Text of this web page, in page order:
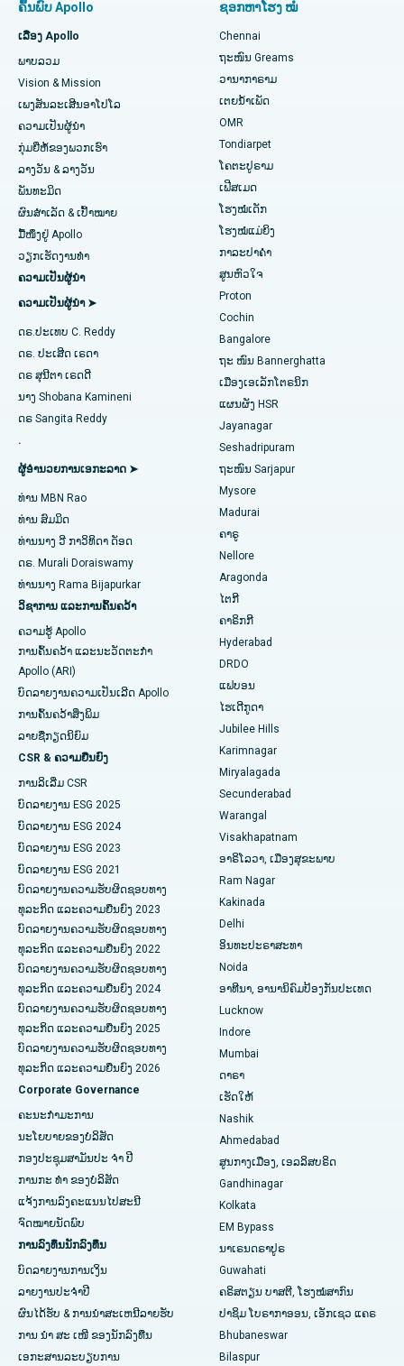
ຊອກຫາໝໍແຂ້ວ
ຊອກຫາແພດເດັກ
ຊອກຫາແພດຜິວໜັງ
ຊອກຫາແພດຊ່ຽວຊານດ້ານລະບົບທາງເດີນ
ປັດສະວະ
ຊອກຫາແພດຜູ້ຊ່ຽວຊານດ້ານພະຍາດເບົາຫວານ
ຊອກຫາແພດຊ່ຽວຊານດ້ານພະຍາດຍິງ
ຊອກຫານັກຈິດຕະວິທະຍາ
ຊອກຫາແພດຜ່າຕັດທົ່ວໄປ
ໂຮງໝໍທີ່ດີທີ່ສຸດໃນ PH Road, Chennai
ສູນຫົວໃຈທີ່ດີທີ່ສຸດໃນ Thousand Lights, Chennai
ໂຮງໝໍທີ່ດີທີ່ສຸດໃນ Jubilee Hills, Hyderabad
ໂຮງໝໍທີ່ດີທີ່ສຸດໃນ Tondiarpet, Chennai
ໂຮງໝໍທີ່ດີທີ່ສຸດໃນ Kotturpuram, Chennai
ໂຮງຫມໍທີ່ດີທີ່ສຸດໃນຖະຫນົນ Kovai, Karur
ໂຮງໝໍທີ່ດີທີ່ສຸດໃນ Karapakkam, Chennai
ໂຮງໝໍທີ່ດີທີ່ສຸດໃນ Arilova, Vizag
ໂຮງໝໍທີ່ດີທີ່ສຸດໃນ Kanpur Road, Lucknow
ໂຮງໝໍທີ່ດີທີ່ສຸດໃນເຂດ 26, Noida
ໂຮງໝໍທີ່ດີທີ່ສຸດໃນ Gandhinagar, Ahmedabad
ໂຮງໝໍທີ່ດີທີ່ສຸດໃນ Aragonda, Andhra Pradesh
ໂຮງໝໍທີ່ດີທີ່ສຸດໃນຖະໜົນ Bannerghatta, Bangalore
ໂຮງໝໍທີ່ດີທີ່ສຸດໃນໜ່ວຍທີ 15, Bhubaneswar
ໂຮງໝໍທີ່ດີທີ່ສຸດໃນຖະໜົນ Seepat, Bilaspur
ໂຮງໝໍທີ່ດີທີ່ສຸດໃນ Ellisbridge, Ahmedabad
ໂຮງໝໍທີ່ດີທີ່ສຸດໃນນິວເດລີ
ໂຮງໝໍທີ່ດີທີ່ສຸດໃນ DRDO, Hyderabad
ໂຮງໝໍທີ່ດີທີ່ສຸດໃນ GS Road, Guwahati
ໂຮງໝໍທີ່ດີທີ່ສຸດໃນ Hyderguda, Hyderabad
ໂຮງໝໍທີ່ດີທີ່ສຸດໃນ Vijay Nagar, Indore
ໂຮງໝໍທີ່ດີທີ່ສຸດໃນ Suryaraopeta Main Road, Kakinada
ໂຮງໝໍທີ່ດີທີ່ສຸດໃນ Canal Circular Road, Kolkata
ໂຮງໝໍທີ່ດີທີ່ສຸດໃນ CBD Belapur, Navi Mumbai
ໂຮງໝໍທີ່ດີທີ່ສຸດໃນ Panchavati, Nashik
ໂຮງໝໍທີ່ດີທີ່ສຸດໃນ Secunderabad, Hyderabad
ໂຮງໝໍທີ່ດີທີ່ສຸດໃນ Seshadripuram, Bangalore
ໂຮງໝໍທີ່ດີທີ່ສຸດໃນ Waltair Main Road, Visakhapatnam
ໂຮງຫມໍທີ່ດີທີ່ສຸດໃນ Subhash Nagar Road, Karimnagar
ໂຮງຫມໍທີ່ດີທີ່ສຸດໃນ Managari, Karaikudi
ໂຮງໝໍທີ່ດີທີ່ສຸດໃນ Arepally, Warangal
ໂຮງໝໍທີ່ດີທີ່ສຸດໃນ Arera Colony, Bhopal
ໂຮງຫມໍທີ່ດີທີ່ສຸດໃນ Jayanagar, Bangalore
ໂຮງໝໍທີ່ດີທີ່ສຸດໃນ KK Nagar, Madurai
ໂຮງຫມໍທີ່ດີທີ່ສຸດໃນ Sector-19, Rourkela
ໂຮງໝໍທີ່ດີທີ່ສຸດໃນ Swargate, Pune
ໄວຕິດຕາມການທົດແທນ Knee Knee
Sleeve Gastrectomy
ການຜ່າຕັດ Lasik
ໂຣກຜີວ ໜັງ
liposuction
Coronary Angiogram
Transcatheter Aortic Valve ປ່ຽນແທນ
ສ້ອມແປງວາວ MitraClip
ການຜ່າຕັດຫົວໃຈແບບຮຸກຮານໜ້ອຍສຸດ
catheter Ablation
ການຜ່າຕັດຟື້ນຟູ ACL
ການປ່ຽນແທນບ່າໄຫລ່
Ablation Endometrial
ເສັ້ນເລືອດແດງຂອງມົດລູກ
ການຜ່າຕັດໄຂ່ຫຼັງ
ການຜ່າຕັດມະເຮັງເຕົ້ານົມ
ການປິ່ນປົວໂຣກຜີວ ໜັງ
Colonoscopy
Polypectomy
ການກະຕຸ້ນສະຫມອງເລິກ
ການກວດລ້າງຊ່ອງຄອດ
ການກວດຮ່າງກາຍຂອງຫມາກໄຂ່ຫຼັງ
Parathyroidectomy
ເຊລາມິກການທົດແທນຫົວເຂົ່າທັງຫມົດ
ERCP
ຄົ້ນພົບ Apollo
ເລື່ອງ Apollo
ພາບລວມ
Vision & Mission
ເພງສັນລະເສີນອາໂປໂລ
ຄວາມເປັນຜູ້ນໍາ
ກຸ່ມຍີ່ຫໍ້ຂອງພວກເຮົາ
ລາງວັນ & ລາງວັນ
ພັນທະມິດ
ຜົນສຳເລັດ & ເປົ້າໝາຍ
ມື້ໜຶ່ງຢູ່ Apollo
ວຽກເຮັດງານທໍາ
ຄວາມເປັນຜູ້ນໍາ
ຄວາມເປັນຜູ້ນໍາ ➤
ດຣ.ປະເທບ C. Reddy
ດຣ. ປະເສີດ ເຣດາ
ດຣ ສຸນີຕາ ເຣດດີ
ນາງ Shobana Kamineni
ດຣ Sangita Reddy
.
ຜູ້ອໍານວຍການເອກະລາດ ➤
ທ່ານ MBN Rao
ທ່ານ ສົມມິດ
ທ່ານ​ນາງ ວີ ກາ​ວິ​ທິ​ດາ ດັອດ
ດຣ. Murali Doraiswamy
ທ່ານ​ນາງ Rama Bijapurkar
ວິຊາການ ແລະການຄົ້ນຄວ້າ
ຄວາມຮູ້ Apollo
ການຄົ້ນຄວ້າ ແລະນະວັດຕະກໍາ
Apollo (ARI)
ບົດລາຍງານຄວາມເປັນເລີດ Apollo
ການຄົ້ນຄວ້າສິ່ງພິມ
ລາຍຊື່ກຽດນິຍົມ
CSR & ຄວາມຍືນຍົງ
ການລິເລີ່ມ CSR
ບົດລາຍງານ ESG 2025
ບົດລາຍງານ ESG 2024
ບົດລາຍງານ ESG 2023
ບົດລາຍງານ ESG 2021
ບົດລາຍງານຄວາມຮັບຜິດຊອບທາງ
ທຸລະກິດ ແລະຄວາມຍືນຍົງ 2023
ບົດລາຍງານຄວາມຮັບຜິດຊອບທາງ
ທຸລະກິດ ແລະຄວາມຍືນຍົງ 2022
ບົດລາຍງານຄວາມຮັບຜິດຊອບທາງ
ທຸລະກິດ ແລະຄວາມຍືນຍົງ 2024
ບົດລາຍງານຄວາມຮັບຜິດຊອບທາງ
ທຸລະກິດ ແລະຄວາມຍືນຍົງ 2025
ບົດລາຍງານຄວາມຮັບຜິດຊອບທາງ
ທຸລະກິດ ແລະຄວາມຍືນຍົງ 2026
Corporate Governance
ຄະນະກໍາມະການ
ນະໂຍບາຍຂອງບໍລິສັດ
ກອງປະຊຸມສາມັນປະ ຈຳ ປີ
ການກະ ທຳ ຂອງບໍລິສັດ
ແຈ້ງການລົງຄະແນນໄປສະນີ
ຈົດໝາຍນັດພົບ
ການລົງທຶນນັກລົງທຶນ
ບົດລາຍງານການເງິນ
ລາຍງານປະຈໍາປີ
ຜົນໄດ້ຮັບ & ການນໍາສະເຫນີລາຍຮັບ
ການ ນຳ ສະ ເໜີ ຂອງນັກລົງທືນ
ເອກະສານລະບຽບການ
ຊອກຫາໂຮງ ໝໍ
Chennai
ຖະໜົນ Greams
ວານາກາຣາມ
ເຕຍນໍ້າເພັດ
OMR
Tondiarpet
ໂຄຕະປູຣາມ
ເຟີສເມດ
ໂຮງໝໍເດັກ
ໂຮງໝໍແມ່ຍິງ
ກາລະປາຄຳ
ສູນຫົວໃຈ
Proton
Cochin
Bangalore
ຖະ ໜົນ Bannerghatta
ເມືອງເອເລັກໂຕຣນິກ
ແຜນຜັງ HSR
Jayanagar
Seshadripuram
ຖະໜົນ Sarjapur
Mysore
Madurai
ຄາຣູ
Nellore
Aragonda
ໄຕກີ
ຄາຣິກກີ
Hyderabad
DRDO
ແຟບອນ
ໄຮເດີກູດາ
Jubilee Hills
Karimnagar
Miryalagada
Secunderabad
Warangal
Visakhapatnam
ອາຣິໂລວາ, ເມືອງສຸຂະພາບ
Ram Nagar
Kakinada
Delhi
ອິນທະປະຣາສະທາ
Noida
ອາທີນາ, ອານານິຄົມປ້ອງກັນປະເທດ
Lucknow
Indore
Mumbai
ດາຣາ
ເຮັດໃຫ້
Nashik
Ahmedabad
ສູນກາງເມືອງ, ເອລລິສບຣິດ
Gandhinagar
Kolkata
EM Bypass
ນາເຣນດຣາປູຣ
Guwahati
ຄຣິສຕຽນ ບາສຕີ, ໂຮງໝໍສາກົນ
ປາຊິມ ໂບຣາກາອອນ, ເອັກເຊວ ແຄຣ
Bhubaneswar
Bilaspur